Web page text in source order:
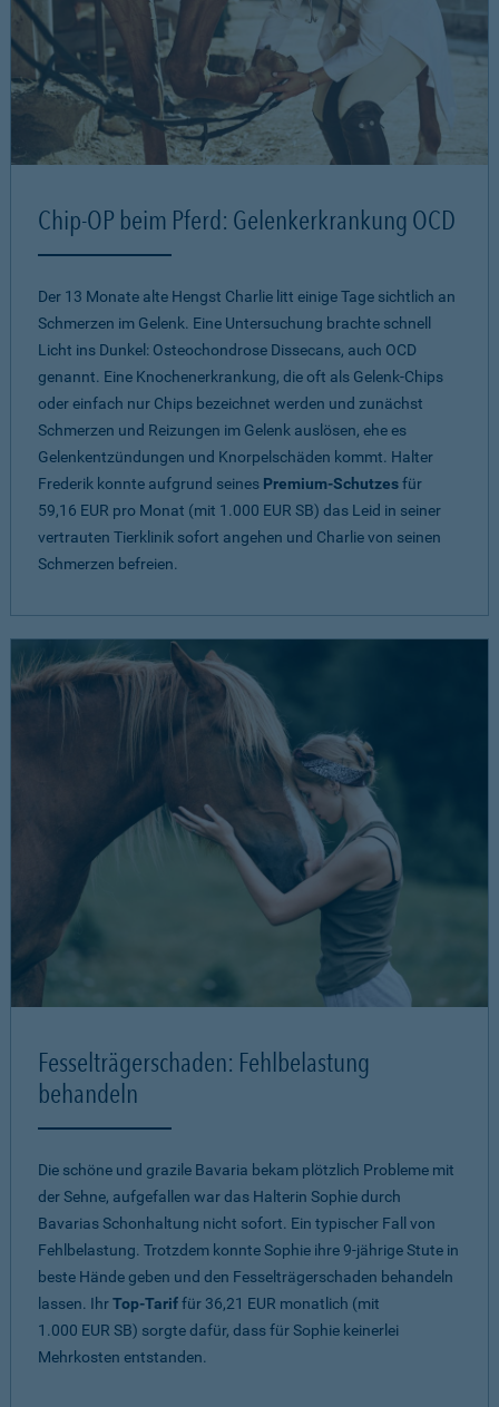
Chip-OP beim Pferd: Gelenkerkrankung OCD
Der 13 Monate alte Hengst Charlie litt einige Tage sichtlich an
Schmerzen im Gelenk. Eine Untersuchung brachte schnell
Licht ins Dunkel: Osteochondrose Dissecans, auch OCD
genannt. Eine Knochenerkrankung, die oft als Gelenk-Chips
oder einfach nur Chips bezeichnet werden und zunächst
Schmerzen und Reizungen im Gelenk auslösen, ehe es
Gelenkentzündungen und Knorpelschäden kommt. Halter
Frederik konnte aufgrund seines Premium-Schutzesfür
59,16 EUR pro Monat (mit 1.000 EUR SB) das Leid in seiner
vertrauten Tierklinik sofort angehen und Charlie von seinen
Schmerzen befreien.
Fesselträgerschaden: Fehlbelastung
behandeln
Die schöne und grazile Bavaria bekam plötzlich Probleme mit
der Sehne, aufgefallen war das Halterin Sophie durch
Bavarias Schonhaltung nicht sofort. Ein typischer Fall von
Fehlbelastung. Trotzdem konnte Sophie ihre 9-jährige Stute in
beste Hände geben und den Fesselträgerschaden behandeln
lassen. IhrTop-Tariffür 36,21 EUR monatlich (mit
1.000 EUR SB) sorgte dafür, dass für Sophie keinerlei
Mehrkosten entstanden.